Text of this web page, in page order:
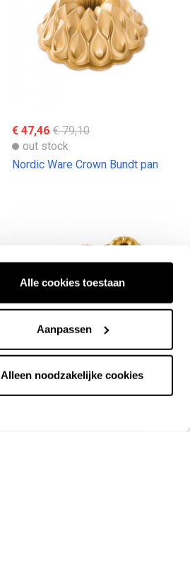
Alle cookies toestaan
Aanpassen
Alleen noodzakelijke cookies
€ 47,46 € 79,10
out stock
Nordic Ware Crown Bundt pan